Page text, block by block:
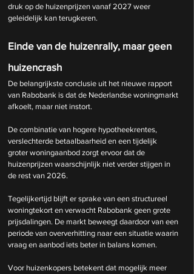
druk op de huizenprijzen vanaf 2027 weer
geleidelijk kan terugkeren.
Einde van de huizenrally, maar geen
huizencrash
De belangrijkste conclusie uit het nieuwe rapport
van Rabobank is dat de Nederlandse woningmarkt
afkoelt, maar niet instort.
De combinatie van hogere hypotheekrentes,
verslechterde betaalbaarheid en een tijdelijk
groter woningaanbod zorgt ervoor dat de
huizenprijzen waarschijnlijk niet verder stijgen in
de rest van 2026.
Tegelijkertijd blijft er sprake van een structureel
woningtekort en verwacht Rabobank geen grote
prijsdalingen. De markt beweegt daardoor van een
periode van oververhitting naar een situatie waarin
vraag en aanbod iets beter in balans komen.
Voor huizenkopers betekent dat mogelijk meer